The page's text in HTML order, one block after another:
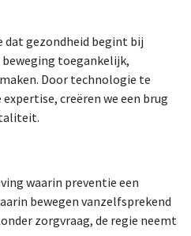
dat gezondheid begint bij
beweging toegankelijk,
Door technologie te
creëren we een brug
waarin preventie een
bewegen vanzelfsprekend
zorgvraag, de regie neemt